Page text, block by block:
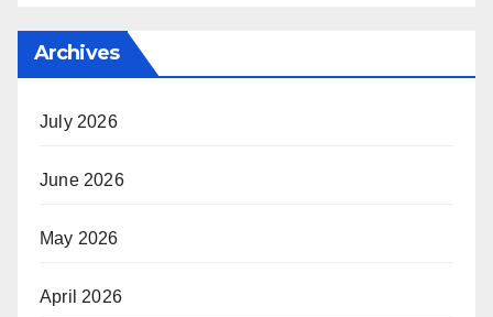
Archives
July 2026
June 2026
May 2026
April 2026